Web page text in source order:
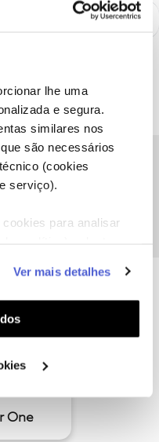
lhe uma
e segura.
similares nos
são necessários
(cookies
serviço).
para analisar
e
aos seus interesses
Pode gerir a
"Configurar
Ver mais detalhes
One